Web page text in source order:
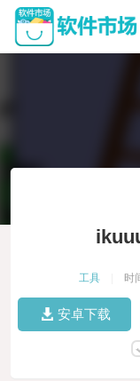
工具 时
安卓下载